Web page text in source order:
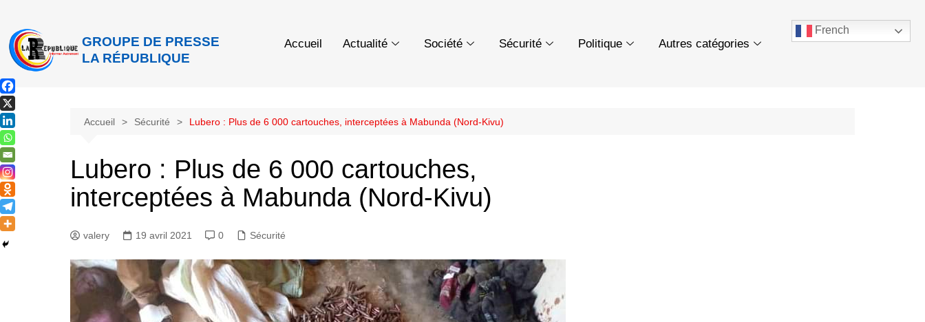
GROUPE DE PRESSE
LA RÉPUBLIQUE
Accueil Actualité Société Sécurité Politique Autres catégories
French
Accueil Sécurité Lubero : Plus de 6 000 cartouches, interceptées à Mabunda (Nord-Kivu)
Lubero : Plus de 6 000 cartouches,
interceptées à Mabunda (Nord-Kivu)
valery 19 avril 2021 0 Sécurité